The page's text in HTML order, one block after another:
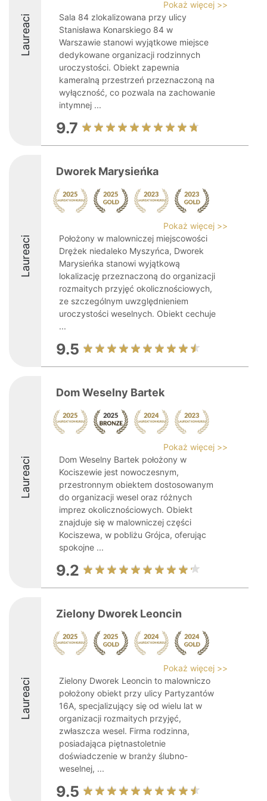
Laureaci
Pokaż więcej >>
Sala 84 zlokalizowana przy ulicy
Stanisława Konarskiego 84 w
Warszawie stanowi wyjątkowe miejsce
dedykowane organizacji rodzinnych
uroczystości. Obiekt zapewnia
kameralną przestrzeń przeznaczoną na
wyłączność, co pozwala na zachowanie
intymnej ...
9.7
Laureaci
Dworek Marysieńka
Pokaż więcej >>
Położony w malowniczej miejscowości
Drężek niedaleko Myszyńca, Dworek
Marysieńka stanowi wyjątkową
lokalizację przeznaczoną do organizacji
rozmaitych przyjęć okolicznościowych,
ze szczególnym uwzględnieniem
uroczystości weselnych. Obiekt cechuje
...
9.5
Laureaci
Dom Weselny Bartek
Pokaż więcej >>
Dom Weselny Bartek położony w
Kociszewie jest nowoczesnym,
przestronnym obiektem dostosowanym
do organizacji wesel oraz różnych
imprez okolicznościowych. Obiekt
znajduje się w malowniczej części
Kociszewa, w pobliżu Grójca, oferując
spokojne ...
9.2
Laureaci
Zielony Dworek Leoncin
Pokaż więcej >>
Zielony Dworek Leoncin to malowniczo
położony obiekt przy ulicy Partyzantów
16A, specjalizujący się od wielu lat w
organizacji rozmaitych przyjęć,
zwłaszcza wesel. Firma rodzinna,
posiadająca piętnastoletnie
doświadczenie w branży ślubno-
weselnej, ...
9.5